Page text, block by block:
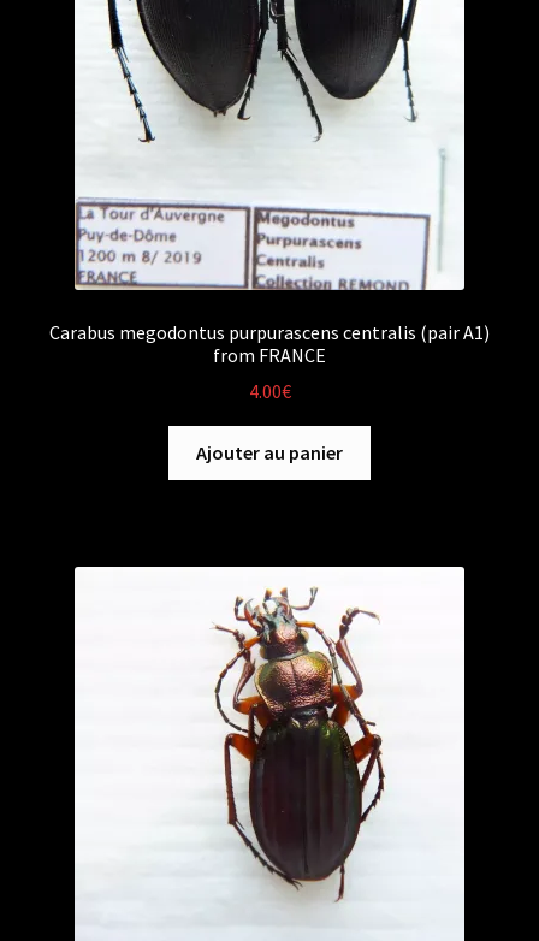
Carabus megodontus purpurascens centralis (pair A1)
from FRANCE
4.00€
Ajouter au panier